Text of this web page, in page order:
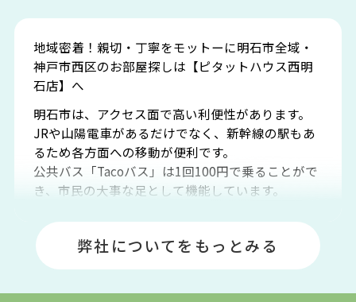
地域密着！親切・丁寧をモットーに明石市全域・
神戸市西区のお部屋探しは【ピタットハウス西明
石店】へ
明石市は、アクセス面で高い利便性があります。
JRや山陽電車があるだけでなく、新幹線の駅もあ
るため各方面への移動が便利です。
公共バス「Tacoバス」は1回100円で乗ることがで
き、市民の大事な足として機能しています。
場や釣りスポットが多くあります。JR「大久保
駅」周辺には、ビブレ・イオンをはじめとした買
い物施設も多くあり、買い物にも困りません。
弊社についてをもっとみる